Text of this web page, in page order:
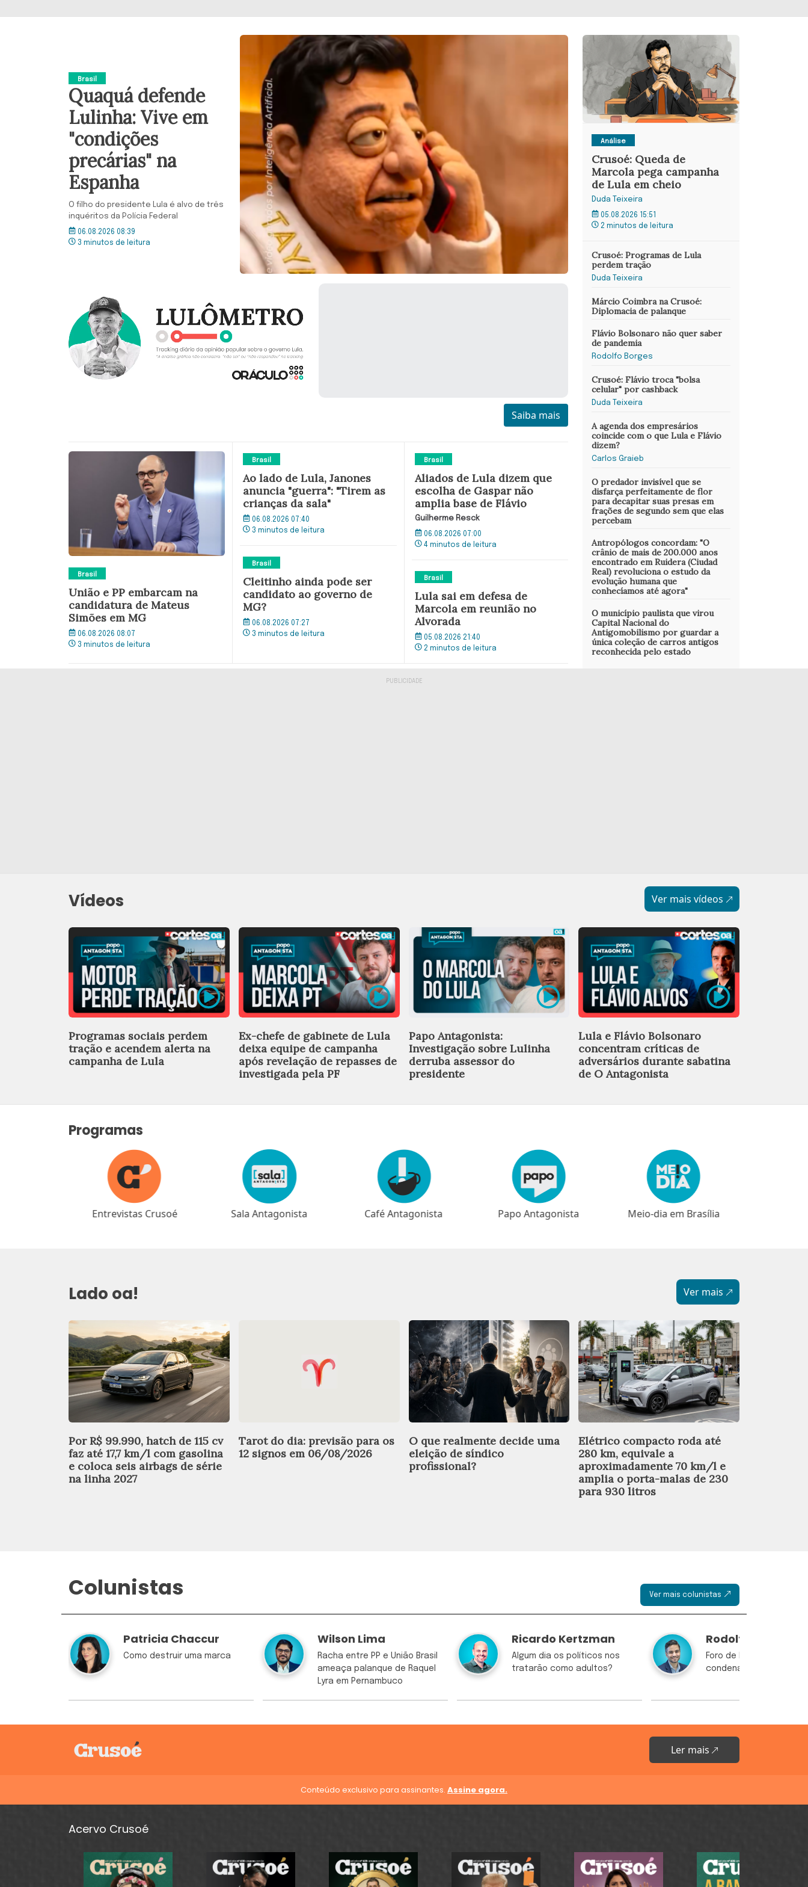
Brasil
Quaquá defende
Lulinha: Vive em
"condições
precárias" na
Espanha
O filho do presidente Lula é alvo de três
inquéritos da Polícia Federal
06.08.2026 08:39
3 minutos de leitura
Saiba mais
Brasil
União e PP embarcam na
candidatura de Mateus
Simões em MG
06.08.2026 08:07
3 minutos de leitura
Brasil
Ao lado de Lula, Janones
anuncia "guerra": "Tirem as
crianças da sala"
06.08.2026 07:40
3 minutos de leitura
Brasil
Cleitinho ainda pode ser
candidato ao governo de
MG?
06.08.2026 07:27
3 minutos de leitura
Brasil
Aliados de Lula dizem que
escolha de Gaspar não
amplia base de Flávio
Guilherme Resck
06.08.2026 07:00
4 minutos de leitura
Brasil
Lula sai em defesa de
Marcola em reunião no
Alvorada
05.08.2026 21:40
2 minutos de leitura
Análise
Crusoé: Queda de
Marcola pega campanha
de Lula em cheio
Duda Teixeira
05.08.2026 15:51
2 minutos de leitura
Crusoé: Programas de Lula
perdem tração
Duda Teixeira
Márcio Coimbra na Crusoé:
Diplomacia de palanque
Flávio Bolsonaro não quer saber
de pandemia
Rodolfo Borges
Crusoé: Flávio troca "bolsa
celular" por cashback
Duda Teixeira
A agenda dos empresários
coincide com o que Lula e Flávio
dizem?
Carlos Graieb
O predador invisível que se
disfarça perfeitamente de flor
para decapitar suas presas em
frações de segundo sem que elas
percebam
Antropólogos concordam: "O
crânio de mais de 200.000 anos
encontrado em Ruidera (Ciudad
Real) revoluciona o estudo da
evolução humana que
conhecíamos até agora"
O município paulista que virou
Capital Nacional do
Antigomobilismo por guardar a
única coleção de carros antigos
reconhecida pelo estado
Vídeos Ver mais vídeos
Programas sociais perdem
tração e acendem alerta na
campanha de Lula
Ex-chefe de gabinete de Lula
deixa equipe de campanha
após revelação de repasses de
investigada pela PF
Papo Antagonista:
Investigação sobre Lulinha
derruba assessor do
presidente
Lula e Flávio Bolsonaro
concentram críticas de
adversários durante sabatina
de O Antagonista
Programas
Sala Antagonista Café Antagonista Papo Antagonista Meio-dia em Brasília ⁠⁠Narrativas
Lado oa! Ver mais
Por R$ 99.990, hatch de 115 cv
faz até 17,7 km/l com gasolina
e coloca seis airbags de série
na linha 2027
Tarot do dia: previsão para os
12 signos em 06/08/2026
O que realmente decide uma
eleição de síndico
profissional?
Elétrico compacto roda até
280 km, equivale a
aproximadamente 70 km/l e
amplia o porta-malas de 230
para 930 litros
Colunistas Ver mais colunistas
Patricia Chaccur
Como destruir uma marca
Wilson Lima
Racha entre PP e União Brasil
ameaça palanque de Raquel
Lyra em Pernambuco
Ricardo Kertzman
Algum dia os políticos nos
tratarão como adultos?
Rodolfo Borges
Foro de Lulinha é o
condenados pelo 8 de
Ler mais
Conteúdo exclusivo para assinantes. Assine agora.
Acervo Crusoé